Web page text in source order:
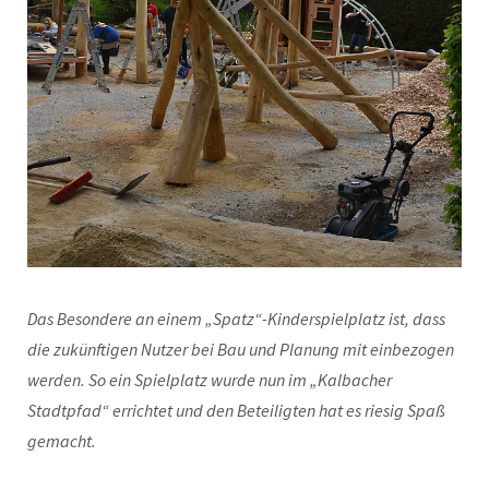
Das Besondere an einem „Spatz“-Kinderspielplatz ist, dass
die zukünftigen Nutzer bei Bau und Planung mit einbezogen
werden. So ein Spielplatz wurde nun im „Kalbacher
Stadtpfad“ errichtet und den Beteiligten hat es riesig Spaß
gemacht.